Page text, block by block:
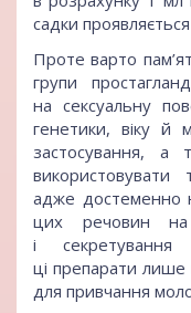
садки
Проте варто
групи
на сексуальну
генетики, віку й
застосування, а
адже достеменно
цих речовин на
і
ці препарати лише
для привчання